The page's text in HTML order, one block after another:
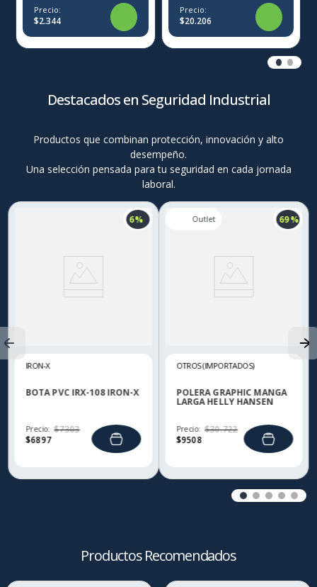
Precio:
$2.344
Precio:
$20.206
Destacados en Seguridad Industrial
Productos que combinan protección, innovación y alto
desempeño.
Una selección pensada para tu seguridad en cada jornada
laboral.
6 %
IRON-X
BOTA PVC IRX-108 IRON-X
Precio:
$6897
$7303
69 %
OTROS (IMPORTADOS)
POLERA GRAPHIC MANGA
LARGA HELLY HANSEN
Precio:
$9508
$30.722
Productos Recomendados